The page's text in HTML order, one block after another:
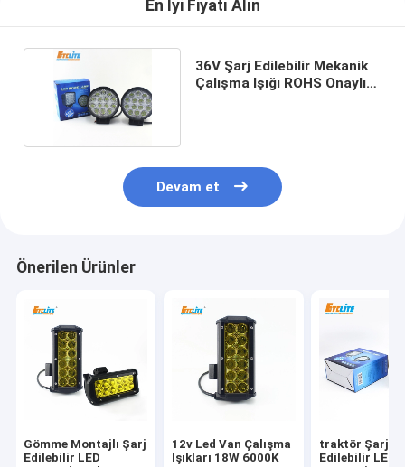
En İyi Fiyatı Alın
36V Şarj Edilebilir Mekanik
Çalışma Işığı ROHS Onaylı
Devam et
Önerilen Ürünler
Gömme Montajlı Şarj
Edilebilir LED
12v Led Van Çalışma
Işıkları 18W 6000K
traktör Şarj
Edilebilir LED